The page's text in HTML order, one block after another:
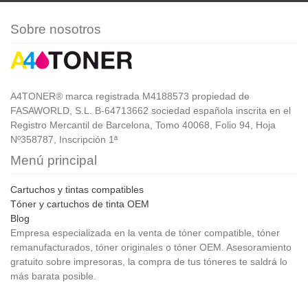
Sobre nosotros
A4TONER® marca registrada M4188573 propiedad de
FASAWORLD, S.L. B-64713662 sociedad española inscrita en el
Registro Mercantil de Barcelona, Tomo 40068, Folio 94, Hoja
Nº358787, Inscripción 1ª
Menú principal
Cartuchos y tintas compatibles
Tóner y cartuchos de tinta OEM
Blog
Empresa especializada en la venta de tóner compatible, tóner
remanufacturados, tóner originales o tóner OEM. Asesoramiento
gratuito sobre impresoras, la compra de tus tóneres te saldrá lo
más barata posible.